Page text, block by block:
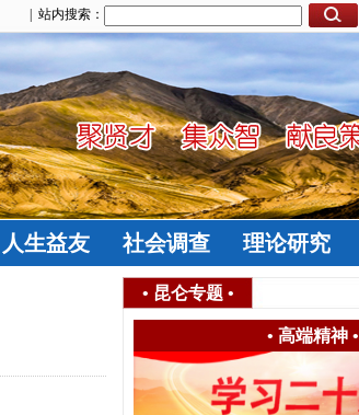
| 站内搜索：
人生益友 社会调查 理论研究
• 昆仑专题 •
• 高端精神•